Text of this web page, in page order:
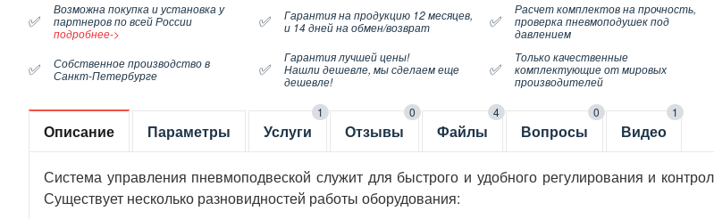
✅
Возможна покупка и установка у
партнеров по всей России
подробнее->
✅
Гарантия на продукцию 12 месяцев,
и 14 дней на обмен/возврат
✅
Расчет комплектов на прочность,
проверка пневмоподушек под
давлением
✅
Собственное производство в
Санкт-Петербурге
✅
Гарантия лучшей цены!
Нашли дешевле, мы сделаем еще
дешевле!
✅
Только качественные
комплектующие от мировых
производителей
Описание Параметры Услуги
1
Отзывы
0
Файлы
4
Вопросы
0
Видео
1
Система управления пневмоподвеской служит для быстрого и удобного регулирования и
Существует несколько разновидностей работы оборудования: